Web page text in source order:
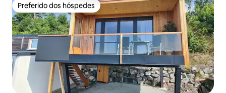
Preferido dos hóspedes
Preferido dos hóspedes